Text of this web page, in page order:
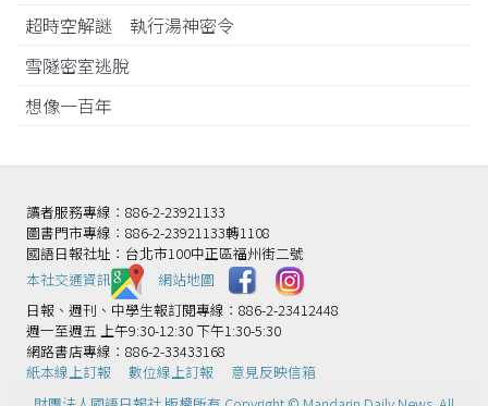
超時空解謎 執行湯神密令
雪隧密室逃脫
想像一百年
讀者服務專線：886-2-23921133
圖書門市專線：886-2-23921133轉1108
國語日報社址：台北市100中正區福州街二號
本社交通資訊️
網站地圖
日報、週刊、中學生報訂閱專線：886-2-23412448
週一至週五 上午9:30-12:30 下午1:30-5:30
網路書店專線：886-2-33433168
紙本線上訂報
數位線上訂報
意見反映信箱